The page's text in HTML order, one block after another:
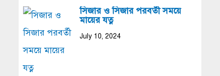
সিজার ও সিজার পরবর্তী সময়ে
মায়ের যত্ন
July 10, 2024